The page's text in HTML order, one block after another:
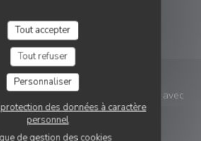
un cookie en bas
des pages du site.
Tout accepter
Tout refuser
Personnaliser
des données à caractère
personnel
de gestion des cookies
NEWSLETTER
de site internet restaurant avec
Zenchef((ouvre une nouvelle fenêtre))
légales
CGU